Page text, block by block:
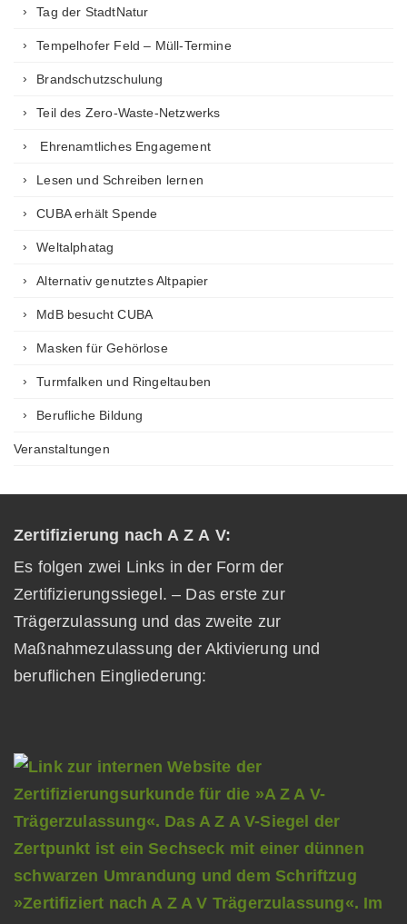
Tag der StadtNatur
Tempelhofer Feld – Müll-Termine
Brandschutzschulung
Teil des Zero-Waste-Netzwerks
Ehrenamtliches Engagement
Lesen und Schreiben lernen
CUBA erhält Spende
Weltalphatag
Alternativ genutztes Altpapier
MdB besucht CUBA
Masken für Gehörlose
Turmfalken und Ringeltauben
Berufliche Bildung
Veranstaltungen
Zertifizierung nach A Z A V:
Es folgen zwei Links in der Form der
Zertifizierungssiegel. – Das erste zur
Trägerzulassung und das zweite zur
Maßnahmezulassung der Aktivierung und
beruflichen Eingliederung: